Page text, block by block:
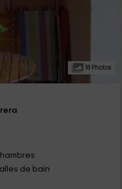
18 Photos
de bain